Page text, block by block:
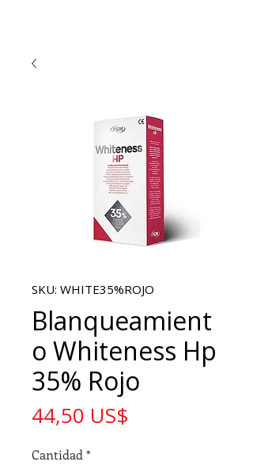
SKU: WHITE35%ROJO
Blanqueamient
o Whiteness Hp
35% Rojo
44,50 US$
Cantidad *